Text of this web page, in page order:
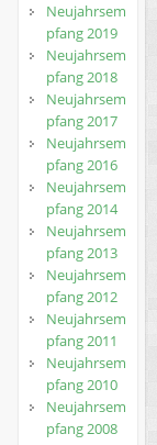
Neujahrsem
pfang 2019
Neujahrsem
pfang 2018
Neujahrsem
pfang 2017
Neujahrsem
pfang 2016
Neujahrsem
pfang 2014
Neujahrsem
pfang 2013
Neujahrsem
pfang 2012
Neujahrsem
pfang 2011
Neujahrsem
pfang 2010
Neujahrsem
pfang 2008